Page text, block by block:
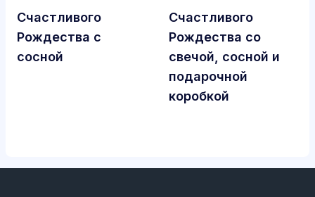
Счастливого
Рождества с
сосной
Счастливого
Рождества со
свечой, сосной и
подарочной
коробкой